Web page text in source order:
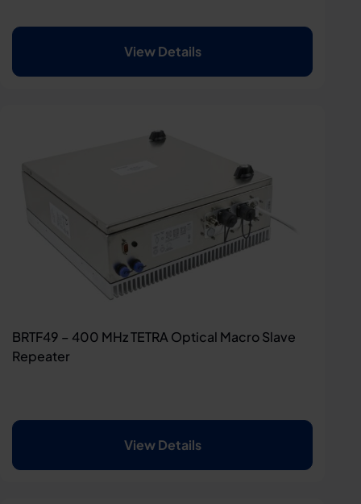
View Details
BRTF49 – 400 MHz TETRA Optical Macro Slave
Repeater
View Details